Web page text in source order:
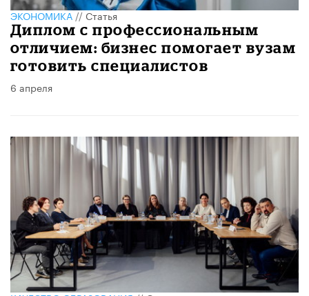
ЭКОНОМИКА//Статья
Диплом с профессиональным
отличием: бизнес помогает вузам
готовить специалистов
6 апреля